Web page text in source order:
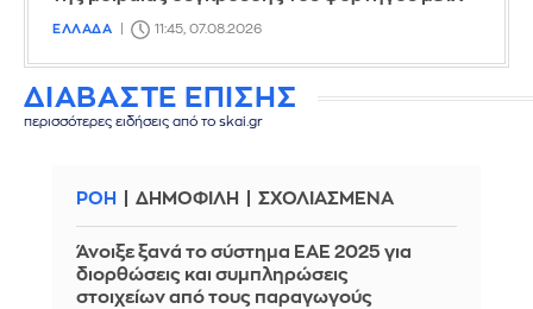
ΕΛΛΑΔΑ 11:45, 07.08.2026
ΔΙΑΒΑΣΤΕ ΕΠΙΣΗΣ
περισσότερες ειδήσεις από το skai.gr
ΡΟΗ ΔΗΜΟΦΙΛΗ ΣΧΟΛΙΑΣΜΕΝΑ
Άνοιξε ξανά το σύστημα ΕΑΕ 2025 για
διορθώσεις και συμπληρώσεις
στοιχείων από τους παραγωγούς